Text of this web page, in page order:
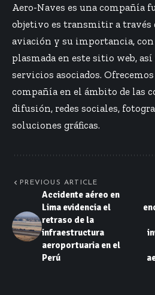
Aero-Naves es una compañía
objetivo es transmitir a través
aviación y su importancia,
plasmada en este sitio web,
servicios asociados.
compañía en el ámbito de las
difusión, redes sociales,
soluciones gráficas.
PREVIOUS ARTICLE
Accidente aéreo en
Lima evidencia el
retraso de la
infraestructura
aeroportuaria en el
Perú